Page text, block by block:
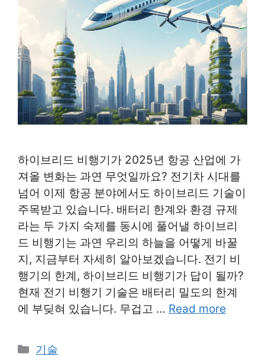
하이브리드 비행기가 2025년 항공 산업에 가
져올 변화는 과연 무엇일까요? 전기차 시대를
넘어 이제 항공 분야에서도 하이브리드 기술이
주목받고 있습니다. 배터리 한계와 환경 규제
라는 두 가지 숙제를 동시에 풀어낼 하이브리
드 비행기는 과연 우리의 하늘을 어떻게 바꿀
지, 지금부터 자세히 알아보겠습니다. 전기 비
행기의 한계, 하이브리드 비행기가 답이 될까?
현재 전기 비행기 기술은 배터리 밀도의 한계
에 부딪혀 있습니다. 무겁고 … Read more
Categories
기술